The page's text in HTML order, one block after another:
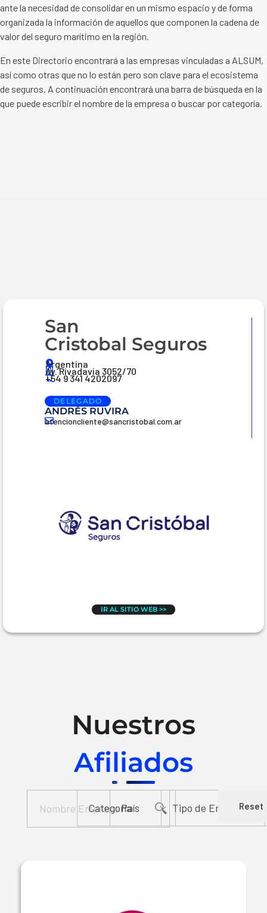
ante la necesidad de consolidar en un mismo espacio y de forma
organizada la información de aquellos que componen la cadena de
valor del seguro marítimo en la región.
En este Directorio encontrará a las empresas vinculadas a ALSUM,
así como otras que no lo están pero son clave para el ecosistema
de seguros. A continuación encontrará una barra de búsqueda en la
que puede escribir el nombre de la empresa o buscar por categoría.
San
Cristobal Seguros
Argentina
Av. Rivadavia 3052/70
+54 9 341 4202097
DELEGADO
ANDRÉS RUVIRA
atencioncliente@sancristobal.com.ar
IR AL SITIO WEB >>
Nuestros
Afiliados
Reset